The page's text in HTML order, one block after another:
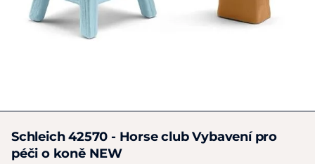
Schleich 42570 - Horse club Vybavení pro
péči o koně NEW